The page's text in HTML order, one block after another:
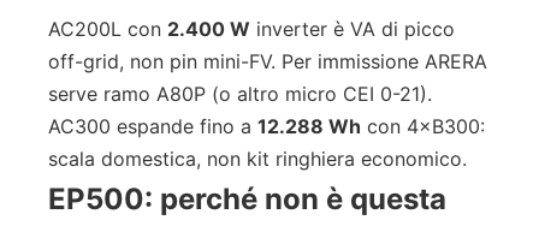
AC200L con 2.400 W inverter è VA di picco
off-grid, non pin mini-FV. Per immissione ARERA
serve ramo A80P (o altro micro CEI 0-21).
AC300 espande fino a 12.288 Wh con 4×B300:
scala domestica, non kit ringhiera economico.
EP500: perché non è questa